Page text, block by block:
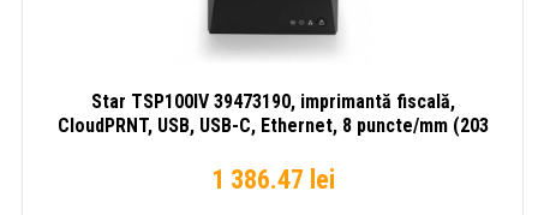
Star TSP100IV 39473190, imprimantă fiscală,
CloudPRNT, USB, USB-C, Ethernet, 8 puncte/mm (203
1 386.47 lei